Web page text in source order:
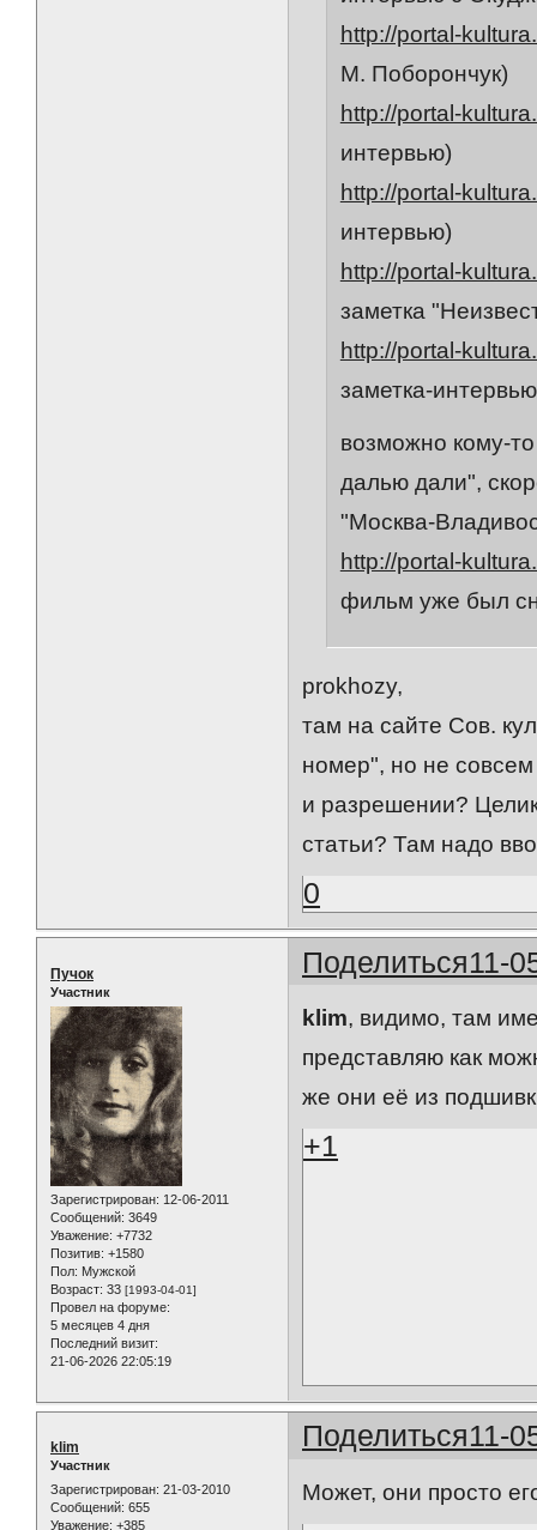
http://portal-
М. Поборончук)
http://portal-
интервью)
http://portal-
интервью)
http://portal-
заметка
http://portal-
заметка-
возможно кому-
далью дали",
"Москва-
http://portal-
фильм уже был
prokhozy,
там на сайте Сов.
номер", но не совсем
и разрешении?
статьи? Там надо
0
Поделиться11-
Пучок
Участник
Зарегистрирован: 12-06-2011
Сообщений: 3649
Уважение: +7732
Позитив: +1580
Пол: Мужской
Возраст: 33 [1993-04-01]
Провел на форуме:
5 месяцев 4 дня
Последний визит:
21-06-2026 22:05:19
klim, видимо, там
представляю как
же они её из
+1
Поделиться11-
klim
Участник
Зарегистрирован: 21-03-2010
Сообщений: 655
Уважение: +385
Может, они просто